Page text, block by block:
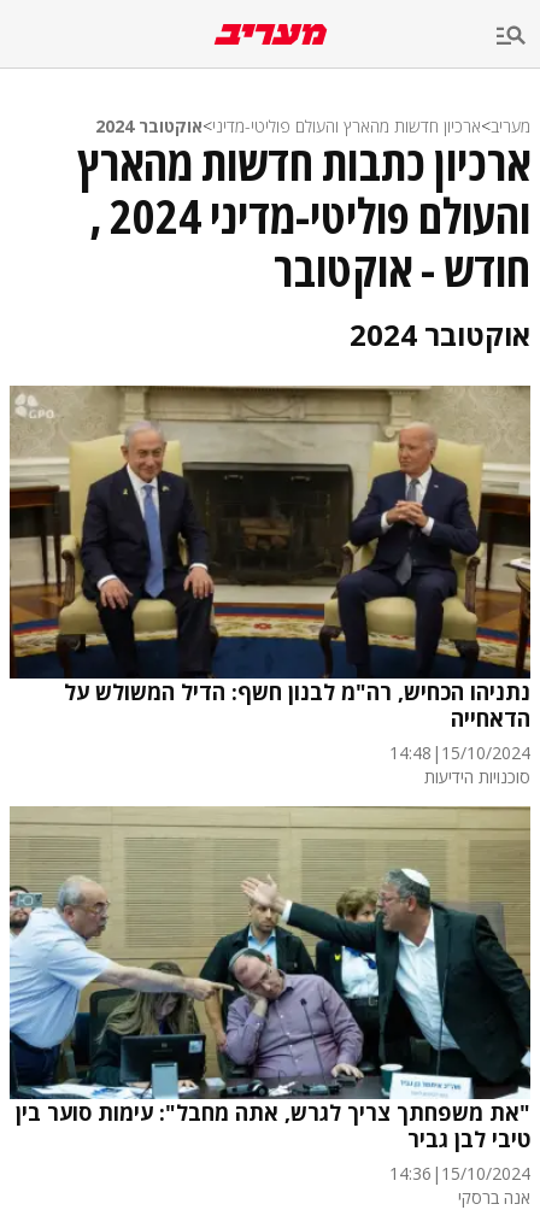
מעריב>ארכיון חדשות מהארץ והעולם פוליטי-מדיני>אוקטובר 2024
ארכיון כתבות חדשות מהארץ
והעולם פוליטי-מדיני 2024 ,
חודש - אוקטובר
אוקטובר 2024
נתניהו הכחיש, רה"מ לבנון חשף: הדיל המשולש על
הדאחייה
15/10/2024
|
14:48
סוכנויות הידיעות
"את משפחתך צריך לגרש, אתה מחבל": עימות סוער בין
טיבי לבן גביר
15/10/2024
|
14:36
אנה ברסקי